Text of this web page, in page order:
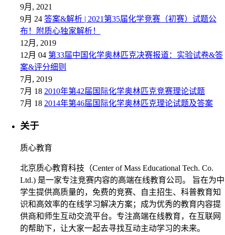
9月, 2021
9月 24 答案&解析 | 2021第35届化学竞赛（初赛）试题公
布！附质心独家解析！
12月, 2019
12月 04 第33届中国化学奥林匹克决赛报道：实验试卷&答
案&评分细则
7月, 2019
7月 18 2010年第42届国际化学奥林匹克竞赛理论试题
7月 18 2014年第46届国际化学奥林匹克理论试题及答案
关于
质心教育
北京质心教育科技（Center of Mass Educational Tech. Co.
Ltd.) 是一家专注竞赛内容的高端在线教育公司。 旨在为中
学生提供高质量的，免费的竞赛、自主招生、科普教育知
识和高效率的在线学习解决方案；成为优秀的教育内容提
供商和师生互动交流平台。专注高端在线教育，在互联网
的帮助下，让大家一起去寻找互动主动学习的未来。